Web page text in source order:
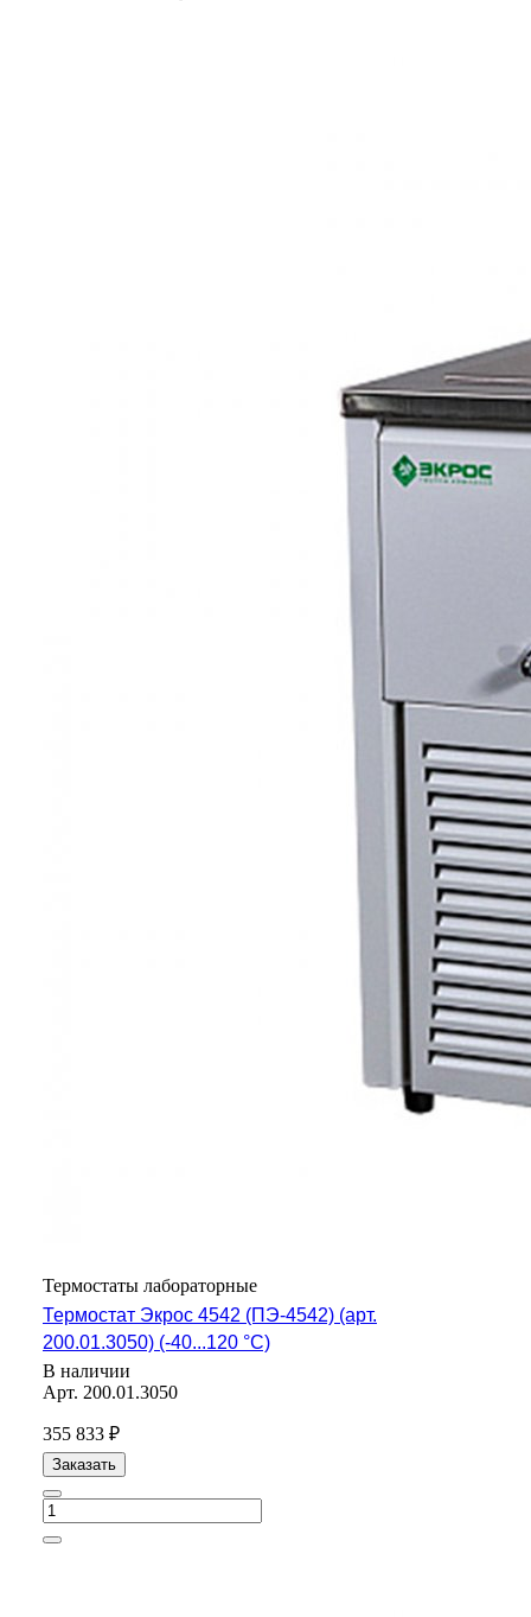
Термостаты лабораторные
Термостат Экрос 4542 (ПЭ-4542) (арт.
200.01.3050) (-40...120 °С)
В наличии
Арт. 200.01.3050
355 833 ₽
Заказать